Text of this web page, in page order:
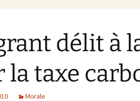
délit à
la taxe
Morale